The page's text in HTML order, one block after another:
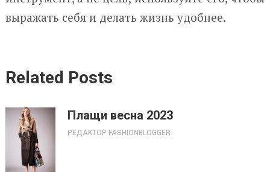
выражать себя и делать жизнь удобнее.
Related Posts
Плащи весна 2023
РЕДАКТОР FASHIONBLOGGER